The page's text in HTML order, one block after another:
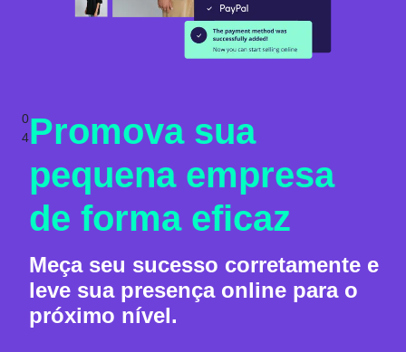
0
4Promova sua
pequena empresa
de forma eficaz
Meça seu sucesso corretamente e
leve sua presença online para o
próximo nível.